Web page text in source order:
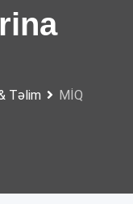
Təlim
MİQ